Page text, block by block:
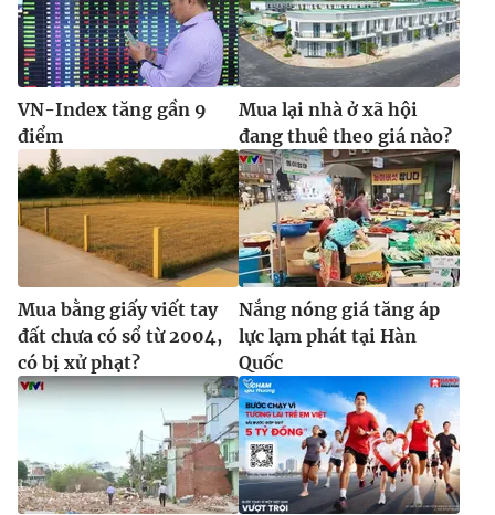
VN-Index tăng gần 9
điểm
Mua lại nhà ở xã hội
đang thuê theo giá nào?
Mua bằng giấy viết tay
đất chưa có sổ từ 2004,
có bị xử phạt?
Nắng nóng giá tăng áp
lực lạm phát tại Hàn
Quốc